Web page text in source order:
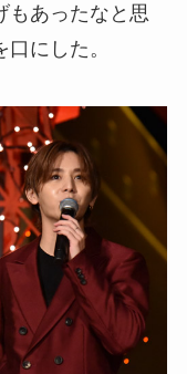
もあったなと思
にした。